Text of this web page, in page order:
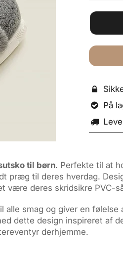

 På

til børn. Perfekte til at
præg til deres hverdag.
være deres skridsikre PVC-
smag og giver en
dette design inspireret af
derhjemme.